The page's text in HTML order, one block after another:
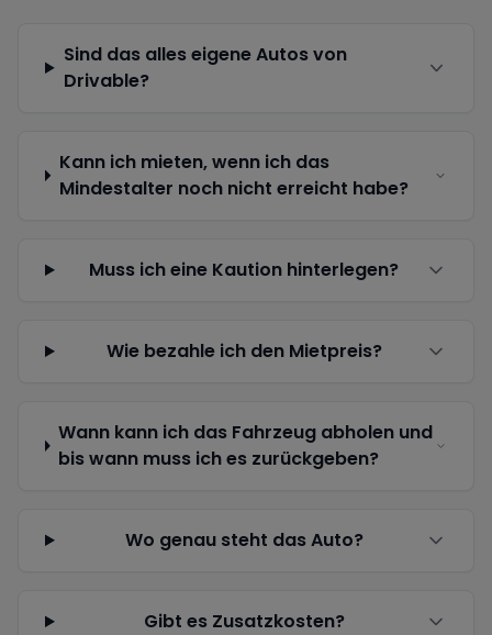
Sind das alles eigene Autos von
Drivable?
Kann ich mieten, wenn ich das
Mindestalter noch nicht erreicht habe?
Muss ich eine Kaution hinterlegen?
Wie bezahle ich den Mietpreis?
Wann kann ich das Fahrzeug abholen und
bis wann muss ich es zurückgeben?
Wo genau steht das Auto?
Gibt es Zusatzkosten?